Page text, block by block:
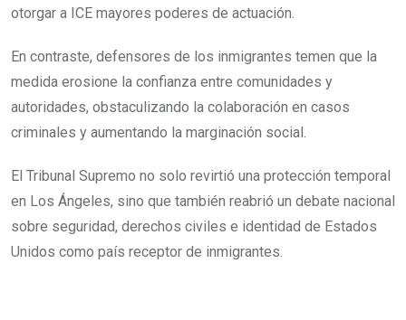
otorgar a ICE mayores poderes de actuación.
En contraste, defensores de los inmigrantes temen que la
medida erosione la confianza entre comunidades y
autoridades, obstaculizando la colaboración en casos
criminales y aumentando la marginación social.
El Tribunal Supremo no solo revirtió una protección temporal
en Los Ángeles, sino que también reabrió un debate nacional
sobre seguridad, derechos civiles e identidad de Estados
Unidos como país receptor de inmigrantes.